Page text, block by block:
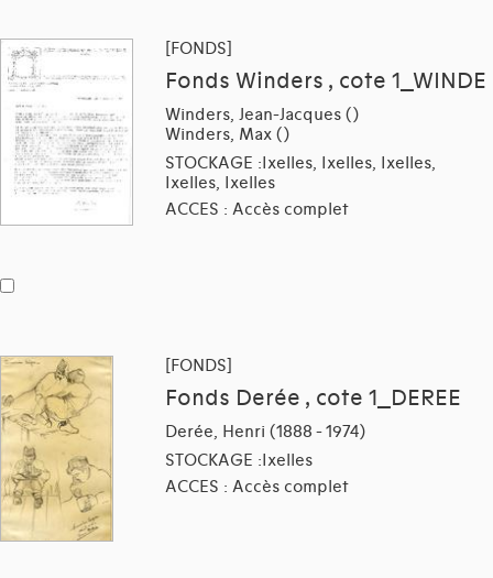
[FONDS]
Fonds Winders , cote 1_WINDE
Winders, Jean-Jacques ()
Winders, Max ()
STOCKAGE :Ixelles, Ixelles, Ixelles,
Ixelles, Ixelles
ACCES : Accès complet
[FONDS]
Fonds Derée , cote 1_DEREE
Derée, Henri (1888 - 1974)
STOCKAGE :Ixelles
ACCES : Accès complet